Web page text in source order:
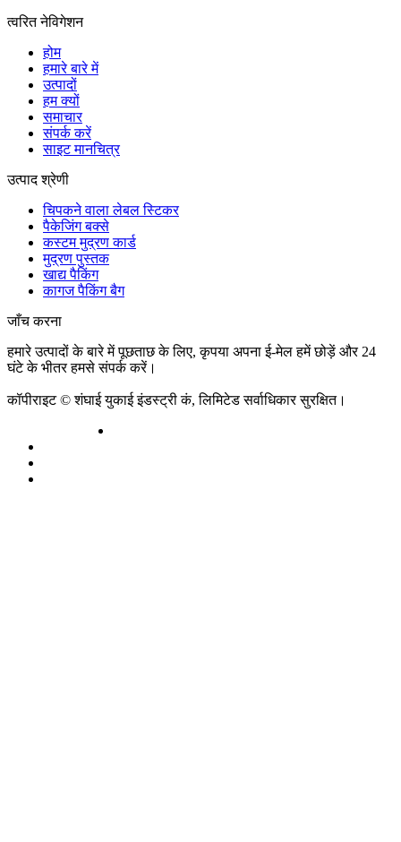
त्वरित नेविगेशन
होम
हमारे बारे में
उत्पादों
हम क्यों
समाचार
संपर्क करें
साइट मानचित्र
उत्पाद श्रेणी
चिपकने वाला लेबल स्टिकर
पैकेजिंग बक्से
कस्टम मुद्रण कार्ड
मुद्रण पुस्तक
खाद्य पैकिंग
कागज पैकिंग बैग
जाँच करना
हमारे उत्पादों के बारे में पूछताछ के लिए, कृपया अपना ई-मेल हमें छोड़ें और 24
घंटे के भीतर हमसे संपर्क करें।
कॉपीराइट © शंघाई युकाई इंडस्ट्री कं, लिमिटेड सर्वाधिकार सुरक्षित।